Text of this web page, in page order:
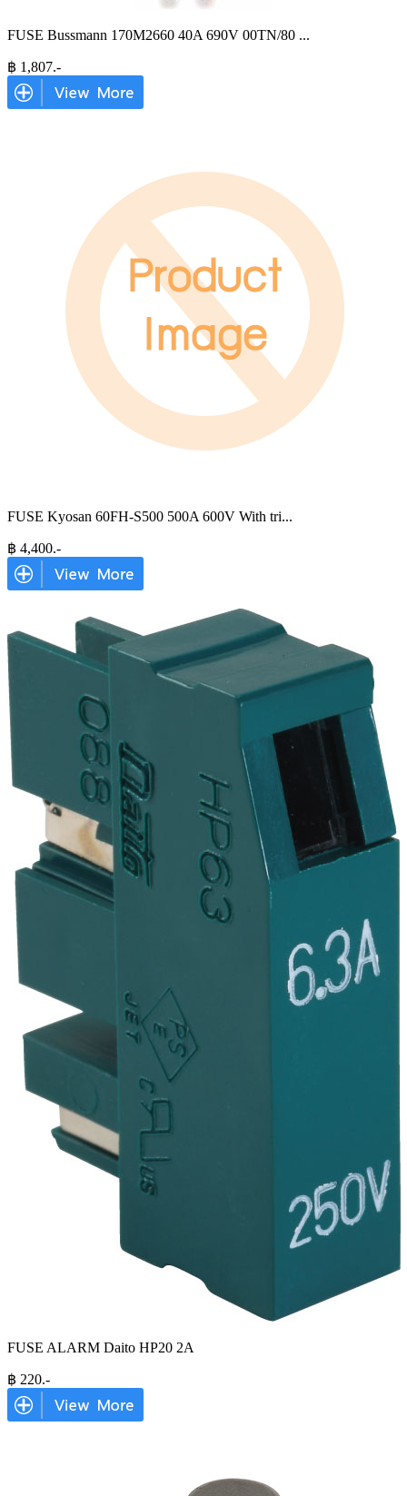
FUSE Bussmann 170M2660 40A 690V 00TN/80 ...
฿ 1,807.-
FUSE Kyosan 60FH-S500 500A 600V With tri...
฿ 4,400.-
FUSE ALARM Daito HP20 2A
฿ 220.-